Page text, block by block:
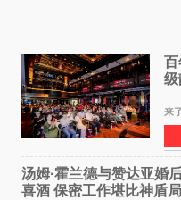
百
级
来
国
仪
齐
汤姆·霍兰德与赞达亚婚
喜酒 保密工作堪比神盾局